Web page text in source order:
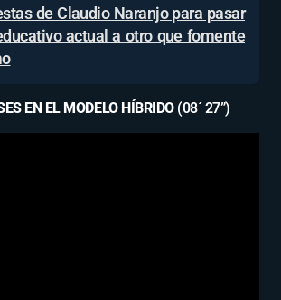
de Claudio Naranjo para pasar
actual a otro que fomente
EN EL MODELO HÍBRIDO (08´ 27”)